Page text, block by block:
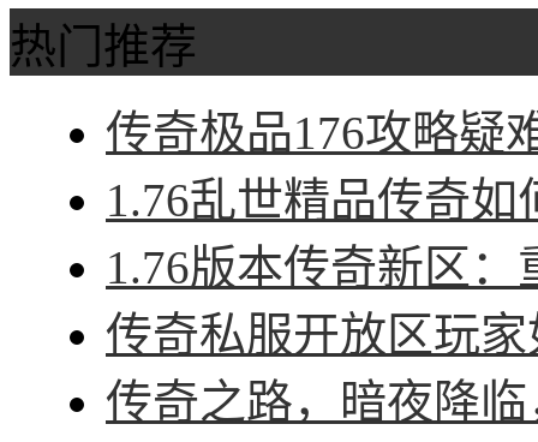
热门推荐
传奇极品176攻略疑
1.76乱世精品传奇
1.76版本传奇新区
传奇私服开放区玩
传奇之路，暗夜降